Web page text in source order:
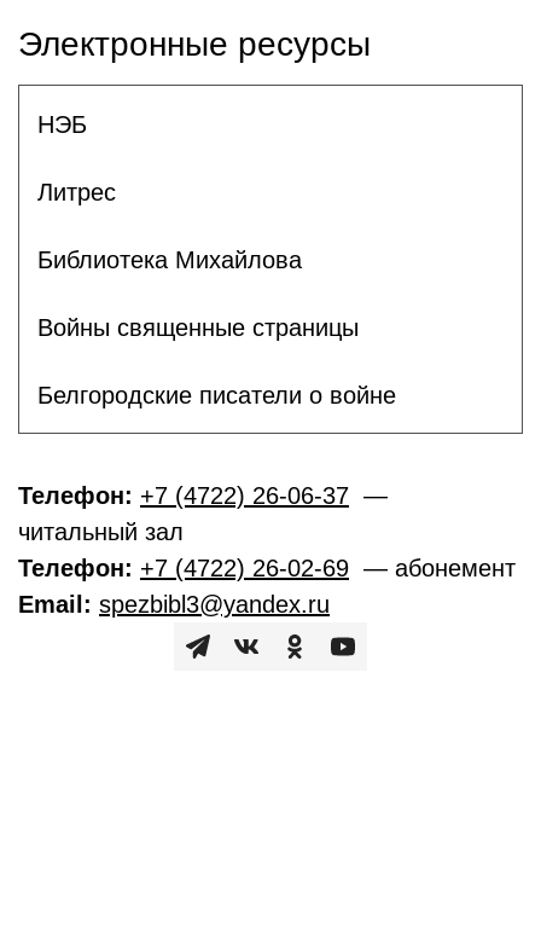
Электронные ресурсы
НЭБ
Литрес
Библиотека Михайлова
Войны священные страницы
Белгородские писатели о войне
Телефон: +7 (4722) 26-06-37 —
читальный зал
Телефон: +7 (4722) 26-02-69 — абонемент
Email: spezbibl3@yandex.ru